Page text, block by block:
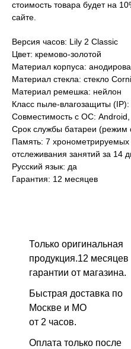
стоимость товара будет на
сайте.
Версия часов: Lily 2 Classic
Цвет: кремово-золотой
Материал корпуса:
Материал стекла: стекло
Материал ремешка: нейлон
Класс пыле-влагозащиты (IP):
Совместимость с ОС: Android,
Срок службы батареи (режим
Память: 7
отслеживания занятий за 14
Русский язык: да
Гарантия: 12 месяцев
Оплата только после
Быстрая доставка по
Москве и МО
от 2 часов.
Только оригинальная
продукция.12 месяцев
гарантии от магазина.